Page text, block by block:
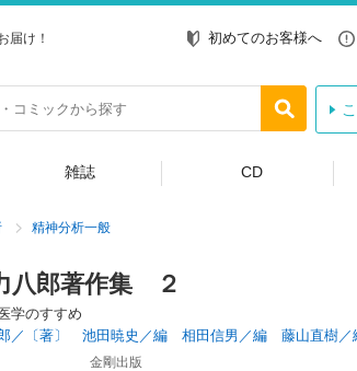
届け！ 初めてのお客様へ
雑誌 CD
精神分析一般
八郎著作集 ２
学のすすめ
／〔著〕 池田暁史／編 相田信男／編 藤山直樹／
金剛出版